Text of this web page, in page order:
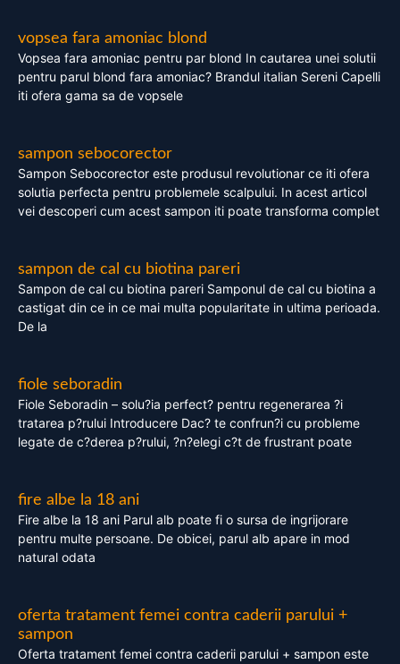
vopsea fara amoniac blond
Vopsea fara amoniac pentru par blond In cautarea unei solutii
pentru parul blond fara amoniac? Brandul italian Sereni Capelli
iti ofera gama sa de vopsele
sampon sebocorector
Sampon Sebocorector este produsul revolutionar ce iti ofera
solutia perfecta pentru problemele scalpului. In acest articol
vei descoperi cum acest sampon iti poate transforma complet
sampon de cal cu biotina pareri
Sampon de cal cu biotina pareri Samponul de cal cu biotina a
castigat din ce in ce mai multa popularitate in ultima perioada.
De la
fiole seboradin
Fiole Seboradin – solu?ia perfect? pentru regenerarea ?i
tratarea p?rului Introducere Dac? te confrun?i cu probleme
legate de c?derea p?rului, ?n?elegi c?t de frustrant poate
fire albe la 18 ani
Fire albe la 18 ani Parul alb poate fi o sursa de ingrijorare
pentru multe persoane. De obicei, parul alb apare in mod
natural odata
oferta tratament femei contra caderii parului +
sampon
Oferta tratament femei contra caderii parului + sampon este